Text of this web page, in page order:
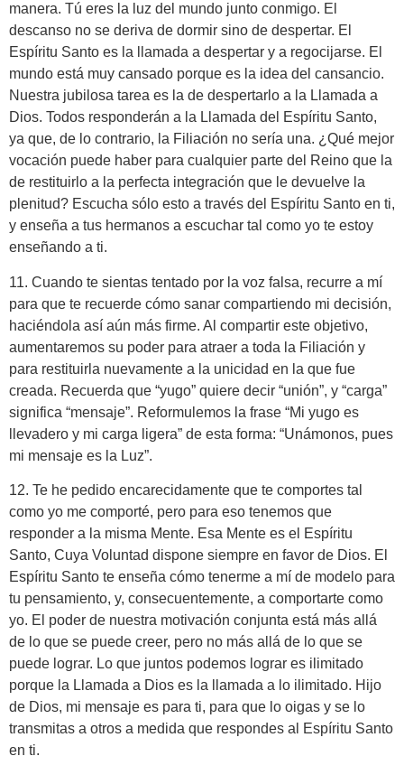
manera. Tú eres la luz del mundo junto conmigo. El
descanso no se deriva de dormir sino de despertar. El
Espíritu Santo es la llamada a despertar y a regocijarse. El
mundo está muy cansado porque es la idea del cansancio.
Nuestra jubilosa tarea es la de despertarlo a la Llamada a
Dios. Todos responderán a la Llamada del Espíritu Santo,
ya que, de lo contrario, la Filiación no sería una. ¿Qué mejor
vocación puede haber para cualquier parte del Reino que la
de restituirlo a la perfecta integración que le devuelve la
plenitud? Escucha sólo esto a través del Espíritu Santo en ti,
y enseña a tus hermanos a escuchar tal como yo te estoy
enseñando a ti.
11. Cuando te sientas tentado por la voz falsa, recurre a mí
para que te recuerde cómo sanar compartiendo mi decisión,
haciéndola así aún más firme. Al compartir este objetivo,
aumentaremos su poder para atraer a toda la Filiación y
para restituirla nuevamente a la unicidad en la que fue
creada. Recuerda que “yugo” quiere decir “unión”, y “carga”
significa “mensaje”. Reformulemos la frase “Mi yugo es
llevadero y mi carga ligera” de esta forma: “Unámonos, pues
mi mensaje es la Luz”.
12. Te he pedido encarecidamente que te comportes tal
como yo me comporté, pero para eso tenemos que
responder a la misma Mente. Esa Mente es el Espíritu
Santo, Cuya Voluntad dispone siempre en favor de Dios. El
Espíritu Santo te enseña cómo tenerme a mí de modelo para
tu pensamiento, y, consecuentemente, a comportarte como
yo. El poder de nuestra motivación conjunta está más allá
de lo que se puede creer, pero no más allá de lo que se
puede lograr. Lo que juntos podemos lograr es ilimitado
porque la Llamada a Dios es la llamada a lo ilimitado. Hijo
de Dios, mi mensaje es para ti, para que lo oigas y se lo
transmitas a otros a medida que respondes al Espíritu Santo
en ti.